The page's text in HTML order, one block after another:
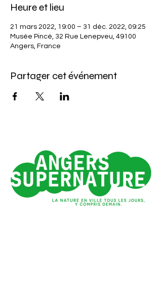
Heure et lieu
21 mars 2022, 19:00 – 31 déc. 2022, 09:25
Musée Pincé, 32 Rue Lenepveu, 49100
Angers, France
Partager cet événement